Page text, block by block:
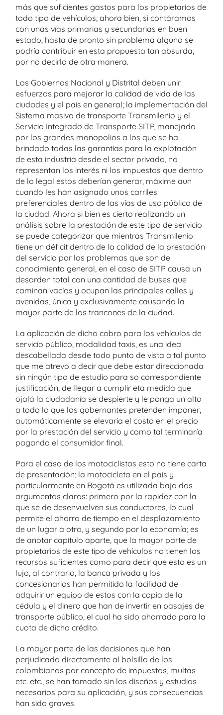
más que suficientes gastos para los propietarios de
todo tipo de vehículos; ahora bien, si contáramos
con unas vías primarias y secundarias en buen
estado, hasta de pronto sin problema alguno se
podría contribuir en esta propuesta tan absurda,
por no decirlo de otra manera.
Los Gobiernos Nacional y Distrital deben unir
esfuerzos para mejorar la calidad de vida de las
ciudades y el país en general; la implementación del
Sistema masivo de transporte Transmilenio y el
Servicio Integrado de Transporte SITP, manejado
por los grandes monopolios a los que se ha
brindado todas las garantías para la explotación
de esta industria desde el sector privado, no
representan los interés ni los impuestos que dentro
de lo legal estos deberían generar, máxime aun
cuando les han asignado unos carriles
preferenciales dentro de las vías de uso público de
la ciudad. Ahora si bien es cierto realizando un
análisis sobre la prestación de este tipo de servicio
se puede categorizar que mientras Transmilenio
tiene un déficit dentro de la calidad de la prestación
del servicio por los problemas que son de
conocimiento general, en el caso de SITP causa un
desorden total con una cantidad de buses que
caminan vacíos y ocupan las principales calles y
avenidas, única y exclusivamente causando la
mayor parte de los trancones de la ciudad.
La aplicación de dicho cobro para los vehículos de
servicio público, modalidad taxis, es una idea
descabellada desde todo punto de vista a tal punto
que me atrevo a decir que debe estar direccionada
sin ningún tipo de estudio para so correspondiente
justificación; de llegar a cumplir eta medida que
ojalá la ciudadanía se despierte y le ponga un alto
a todo lo que los gobernantes pretenden imponer,
automáticamente se elevaría el costo en el precio
por la prestación del servicio y como tal terminaría
pagando el consumidor final.
Para el caso de los motociclistas esto no tiene carta
de presentación; la motocicleta en el país y
particularmente en Bogotá es utilizada bajo dos
argumentos claros: primero por la rapidez con la
que se de desenvuelven sus conductores, lo cual
permite el ahorro de tiempo en el desplazamiento
de un lugar a otro, y segundo por la economía; es
de anotar capítulo aparte, que la mayor parte de
propietarios de este tipo de vehículos no tienen los
recursos suficientes como para decir que esto es un
lujo, al contrario, la banca privada y los
concesionarios han permitido la facilidad de
adquirir un equipo de estos con la copia de la
cédula y el dinero que han de invertir en pasajes de
transporte público, el cual ha sido ahorrado para la
cuota de dicho crédito.
La mayor parte de las decisiones que han
perjudicado directamente al bolsillo de los
colombianos por concepto de impuestos, multas
etc. etc., se han tomado sin los diseños y estudios
necesarios para su aplicación, y sus consecuencias
han sido graves.